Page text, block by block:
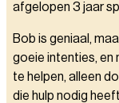
afgelopen 3 jaar
Bob is geniaal,
goeie intenties, en
te helpen, alleen
die hulp nodig